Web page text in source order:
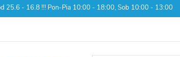
25.6 - 16.8 !!! Pon-Pia 10:00 - 18:00, Sob 10:00 - 13:00